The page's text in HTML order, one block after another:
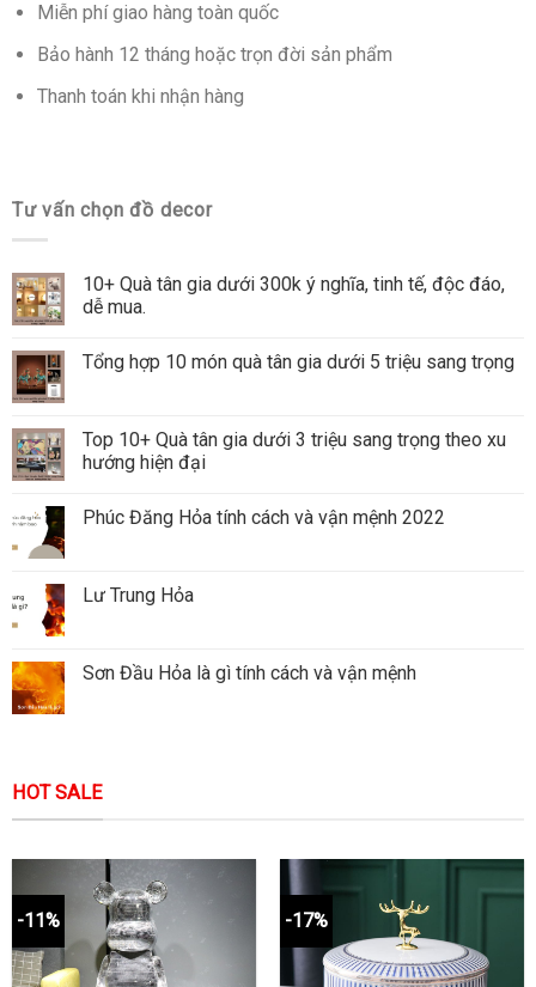
Miễn phí giao hàng toàn quốc
Bảo hành 12 tháng hoặc trọn đời sản phẩm
Thanh toán khi nhận hàng
Tư vấn chọn đồ decor
10+ Quà tân gia dưới 300k ý nghĩa, tinh tế, độc đáo,
dễ mua.
Tổng hợp 10 món quà tân gia dưới 5 triệu sang trọng
Top 10+ Quà tân gia dưới 3 triệu sang trọng theo xu
hướng hiện đại
Phúc Đăng Hỏa tính cách và vận mệnh 2022
Lư Trung Hỏa
Sơn Đầu Hỏa là gì tính cách và vận mệnh
HOT SALE
-11% -17%